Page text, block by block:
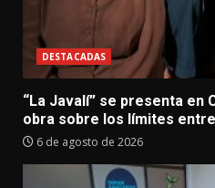
DESTACADAS
“La Javalí” se presenta en
obra sobre los límites
6 de agosto de 2026